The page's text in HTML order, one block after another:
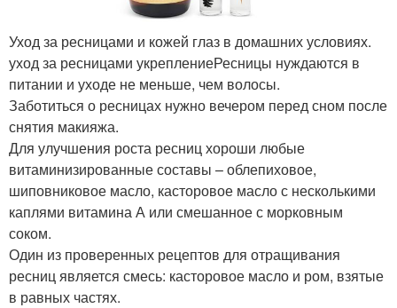
Уход за ресницами и кожей глаз в домашних условиях.
уход за ресницами укреплениеРесницы нуждаются в
питании и уходе не меньше, чем волосы.
Заботиться о ресницах нужно вечером перед сном после
снятия макияжа.
Для улучшения роста ресниц хороши любые
витаминизированные составы – облепиховое,
шиповниковое масло, касторовое масло с несколькими
каплями витамина А или смешанное с морковным
соком.
Один из проверенных рецептов для отращивания
ресниц является смесь: касторовое масло и ром, взятые
в равных частях.